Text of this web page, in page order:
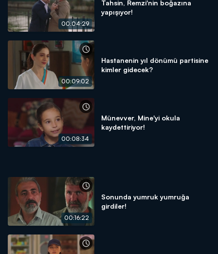
00:04:29
Tahsin, Remzi'nin boğazına
yapışıyor!
00:09:02
Hastanenin yıl dönümü partisine
kimler gidecek?
00:08:34
Münevver, Mine'yi okula
kaydettiriyor!
00:16:22
Sonunda yumruk yumruğa
girdiler!